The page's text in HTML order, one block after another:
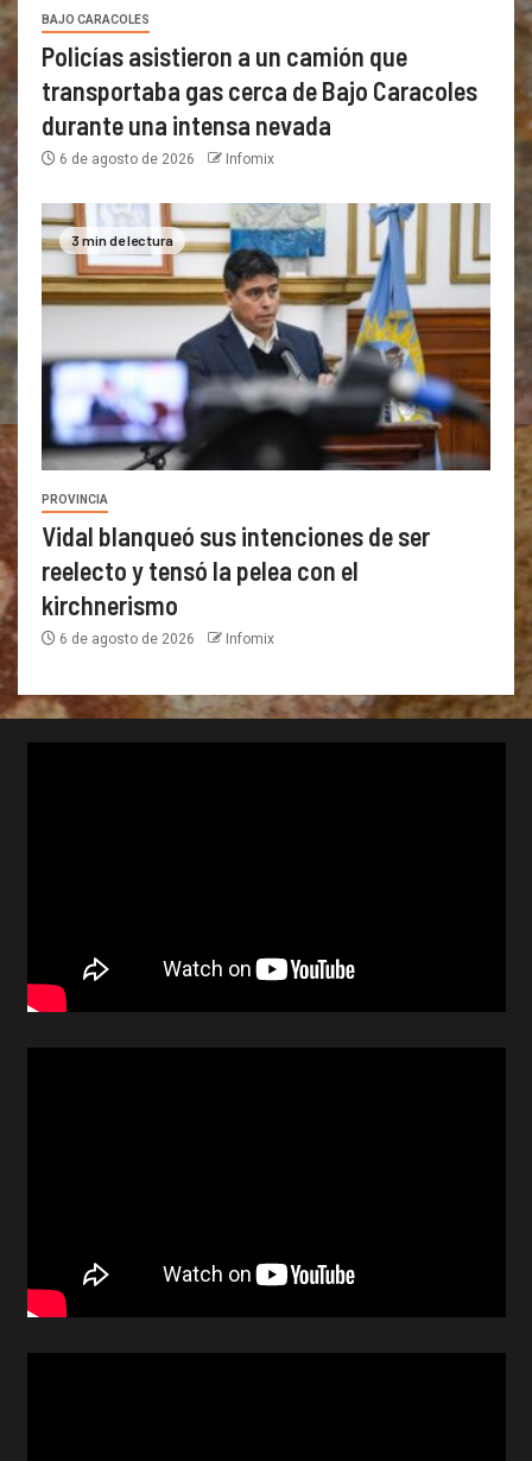
BAJO CARACOLES
Policías asistieron a un camión que
transportaba gas cerca de Bajo Caracoles
durante una intensa nevada
6 de agosto de 2026 Infomix
3 min de lectura
PROVINCIA
Vidal blanqueó sus intenciones de ser
reelecto y tensó la pelea con el
kirchnerismo
6 de agosto de 2026 Infomix